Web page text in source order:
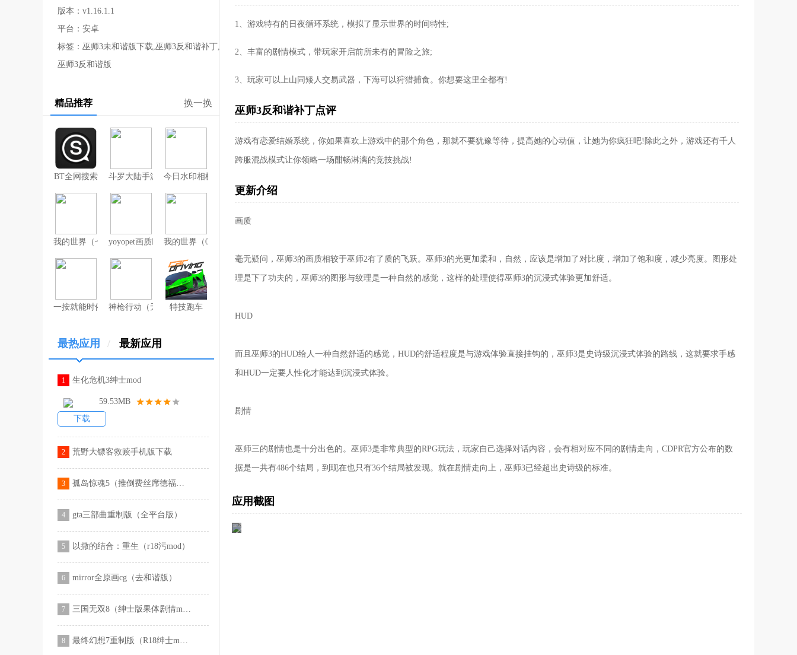
版本：v1.16.1.1
平台：安卓
标签：巫师3未和谐版下载,巫师3反和谐补丁,
巫师3反和谐版
精品推荐 换一换
BT全网搜索 斗罗大陆手游破解版无限钻石今日水印相机（考勤打卡作弊版）
我的世界（七日杀mod）yoyopet画质助手（120帧超高清）
我的世界（0元送无限钻石）
一按就能时停的怀表汉化安卓版
神枪行动（无限钻石）
特技跑车
最热应用 / 最新应用
1 生化危机3绅士mod
59.53MB
下载
2 荒野大镖客救赎手机版下载
3 孤岛惊魂5（推倒费丝席德福利mod）
4 gta三部曲重制版（全平台版）
5 以撒的结合：重生（r18污mod）
6 mirror全原画cg（去和谐版）
7 三国无双8（绅士版果体剧情mod）
8 最终幻想7重制版（R18绅士mod）
1、游戏特有的日夜循环系统，模拟了显示世界的时间特性;
2、丰富的剧情模式，带玩家开启前所未有的冒险之旅;
3、玩家可以上山同矮人交易武器，下海可以狩猎捕食。你想要这里全都有!
巫师3反和谐补丁点评
游戏有恋爱结婚系统，你如果喜欢上游戏中的那个角色，那就不要犹豫等待，提高她的心动值，让她为你疯狂吧!除此之外，游戏还有千人
跨服混战模式让你领略一场酣畅淋漓的竞技挑战!
更新介绍
画质
毫无疑问，巫师3的画质相较于巫师2有了质的飞跃。巫师3的光更加柔和，自然，应该是增加了对比度，增加了饱和度，减少亮度。图形处
理是下了功夫的，巫师3的图形与纹理是一种自然的感觉，这样的处理使得巫师3的沉浸式体验更加舒适。
HUD
而且巫师3的HUD给人一种自然舒适的感觉，HUD的舒适程度是与游戏体验直接挂钩的，巫师3是史诗级沉浸式体验的路线，这就要求手感
和HUD一定要人性化才能达到沉浸式体验。
剧情
巫师三的剧情也是十分出色的。巫师3是非常典型的RPG玩法，玩家自己选择对话内容，会有相对应不同的剧情走向，CDPR官方公布的数
据是一共有486个结局，到现在也只有36个结局被发现。就在剧情走向上，巫师3已经超出史诗级的标准。
应用截图